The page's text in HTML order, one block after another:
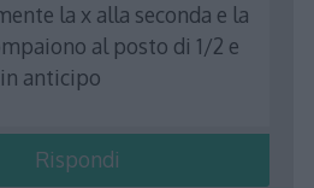
la x alla seconda e la
al posto di 1/2 e
anticipo
Rispondi